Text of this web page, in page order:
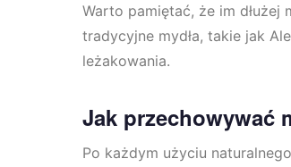
Warto pamiętać, że im dłużej
tradycyjne mydła, takie jak
leżakowania.
Jak przechowywać
Po każdym użyciu